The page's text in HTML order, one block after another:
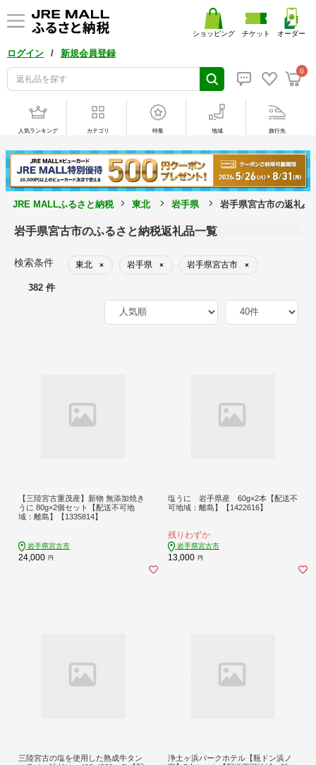
ログイン / 新規会員登録
0
ショッピング チケット オーダー
人気ランキング カテゴリ 特集 地域 旅行先
JRE MALLふるさと納税 東北 岩手県 岩手県宮古市の返礼品
岩手県宮古市のふるさと納税返礼品一覧
検索条件 東北 × 岩手県 × 岩手県宮古市 ×
382 件
【三陸宮古重茂産】新物 無添加焼き
うに 80g×2個セット【配送不可地
域：離島】【1335814】
岩手県宮古市
24,000 円
塩うに 岩手県産 60g×2本【配送不
可地域：離島】【1422616】
残りわずか
岩手県宮古市
13,000 円
三陸宮古の塩を使用した熟成牛タン
浄土ヶ浜パークホテル【瓶ドン浜ノ